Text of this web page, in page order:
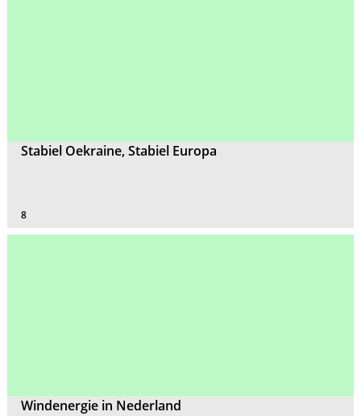
Stabiel Oekraine, Stabiel Europa
8
Windenergie in Nederland